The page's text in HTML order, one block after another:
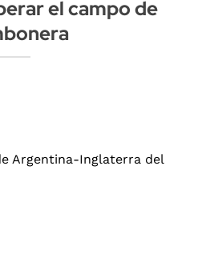
el campo de